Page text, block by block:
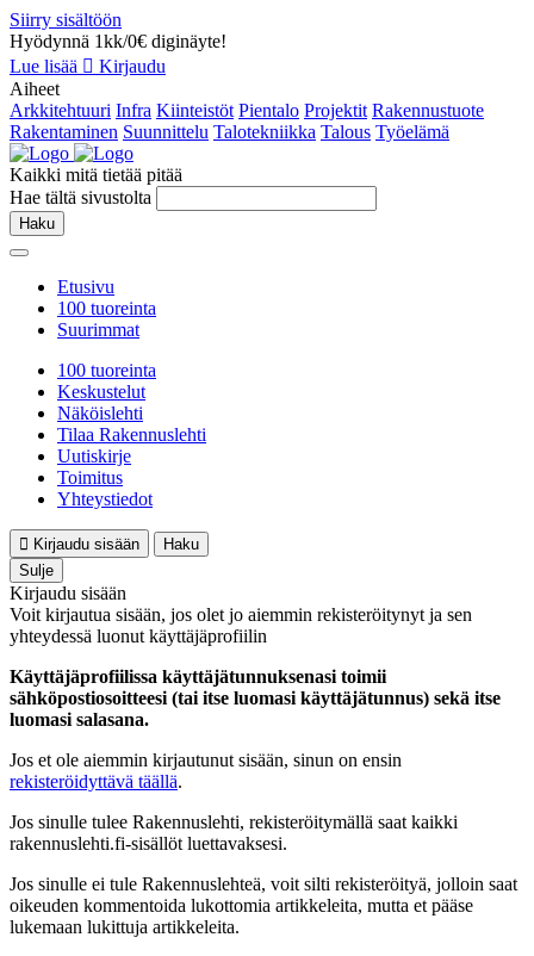
Siirry sisältöön
Hyödynnä 1kk/0€ diginäyte!
Lue lisää
Kirjaudu
Aiheet
Arkkitehtuuri Infra Kiinteistöt Pientalo Projektit Rakennustuote
Rakentaminen Suunnittelu Talotekniikka Talous Työelämä
Kaikki mitä tietää pitää
Hae tältä sivustolta
Haku
Etusivu
100 tuoreinta
Suurimmat
100 tuoreinta
Keskustelut
Näköislehti
Tilaa Rakennuslehti
Uutiskirje
Toimitus
Yhteystiedot
Kirjaudu sisään
Haku
Sulje
Kirjaudu sisään
Voit kirjautua sisään, jos olet jo aiemmin rekisteröitynyt ja sen
yhteydessä luonut käyttäjäprofiilin
Käyttäjäprofiilissa käyttäjätunnuksenasi toimii
sähköpostiosoitteesi (tai itse luomasi käyttäjätunnus) sekä itse
luomasi salasana.
Jos et ole aiemmin kirjautunut sisään, sinun on ensin
rekisteröidyttävä täällä.
Jos sinulle tulee Rakennuslehti, rekisteröitymällä saat kaikki
rakennuslehti.fi-sisällöt luettavaksesi.
Jos sinulle ei tule Rakennuslehteä, voit silti rekisteröityä, jolloin saat
oikeuden kommentoida lukottomia artikkeleita, mutta et pääse
lukemaan lukittuja artikkeleita.